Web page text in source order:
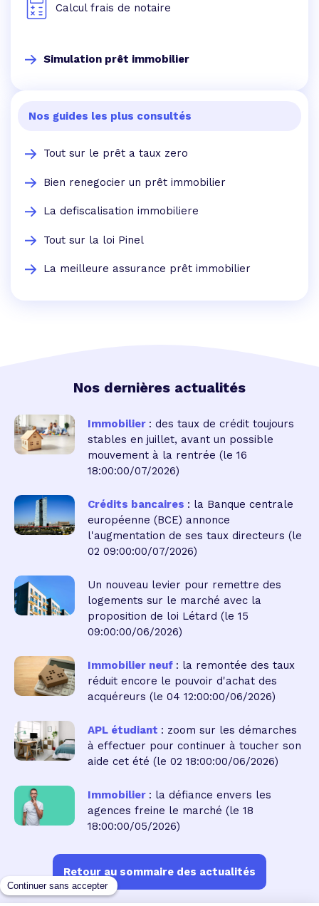
Calcul frais de notaire
Simulation prêt immobilier
Nos guides les plus consultés
Tout sur le prêt a taux zero
Bien renegocier un prêt immobilier
La defiscalisation immobiliere
Tout sur la loi Pinel
La meilleure assurance prêt immobilier
Nos dernières actualités
Immobilier : des taux de crédit toujours
stables en juillet, avant un possible
mouvement à la rentrée (le 16
18:00:00/07/2026)
Crédits bancaires : la Banque centrale
européenne (BCE) annonce
l'augmentation de ses taux directeurs (le
02 09:00:00/07/2026)
Un nouveau levier pour remettre des
logements sur le marché avec la
proposition de loi Létard (le 15
09:00:00/06/2026)
Immobilier neuf : la remontée des taux
réduit encore le pouvoir d'achat des
acquéreurs (le 04 12:00:00/06/2026)
APL étudiant : zoom sur les démarches
à effectuer pour continuer à toucher son
aide cet été (le 02 18:00:00/06/2026)
Immobilier : la défiance envers les
agences freine le marché (le 18
18:00:00/05/2026)
Retour au sommaire des actualités